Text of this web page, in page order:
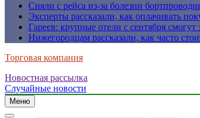
Сняли с рейса из-за болезни
Эксперты рассказали, как оплачивать
Гареев: крупные отели с сентября
Нижегородцам рассказали, как часто
Торговая компания
Новостная рассылка
Случайные новости
Меню